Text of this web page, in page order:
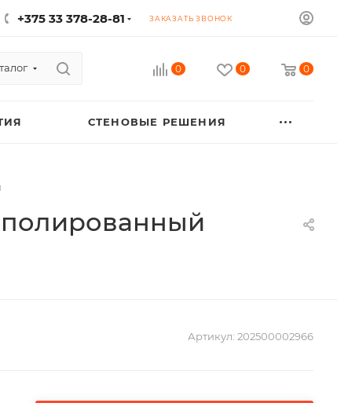
+375 33 378-28-81 ЗАКАЗАТЬ ЗВОНОК
0 0 0
СТЕНОВЫЕ РЕШЕНИЯ
Артикул: 202500002966